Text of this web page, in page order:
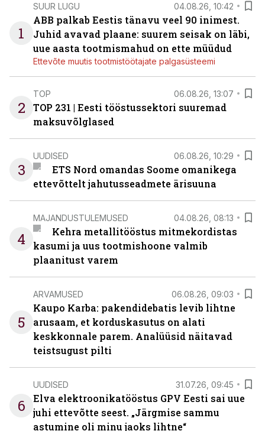
1
SUUR LUGU 04.08.26, 10:42
ABB palkab Eestis tänavu veel 90 inimest.
Juhid avavad plaane: suurem seisak on läbi,
uue aasta tootmismahud on ette müüdud
Ettevõte muutis tootmistöötajate palgasüsteemi
2
TOP 06.08.26, 13:07
TOP 231 | Eesti tööstussektori suuremad
maksuvõlglased
3
UUDISED 06.08.26, 10:29
ETS Nord omandas Soome omanikega
ettevõttelt jahutusseadmete ärisuuna
4
MAJANDUSTULEMUSED 04.08.26, 08:13
Kehra metallitööstus mitmekordistas
kasumi ja uus tootmishoone valmib
plaanitust varem
5
ARVAMUSED 06.08.26, 09:03
Kaupo Karba: pakendidebatis levib lihtne
arusaam, et korduskasutus on alati
keskkonnale parem. Analüüsid näitavad
teistsugust pilti
6
UUDISED 31.07.26, 09:45
Elva elektroonikatööstus GPV Eesti sai uue
juhi ettevõtte seest. „Järgmise sammu
astumine oli minu jaoks lihtne“